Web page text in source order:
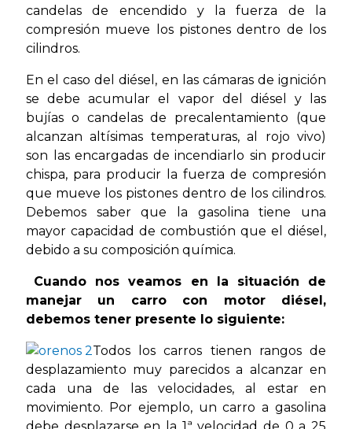
candelas de encendido y la fuerza de la
compresión mueve los pistones dentro de los
cilindros.
En el caso del diésel, en las cámaras de ignición
se debe acumular el vapor del diésel y las
bujías o candelas de precalentamiento (que
alcanzan altísimas temperaturas, al rojo vivo)
son las encargadas de incendiarlo sin producir
chispa, para producir la fuerza de compresión
que mueve los pistones dentro de los cilindros.
Debemos saber que la gasolina tiene una
mayor capacidad de combustión que el diésel,
debido a su composición química.
Cuando nos veamos en la situación de
manejar un carro con motor diésel,
debemos tener presente lo siguiente:
Todos los carros tienen rangos de
desplazamiento muy parecidos a alcanzar en
cada una de las velocidades, al estar en
movimiento. Por ejemplo, un carro a gasolina